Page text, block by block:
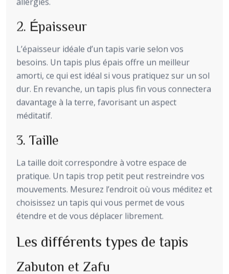
allergies.
2. Épaisseur
L’épaisseur idéale d’un tapis varie selon vos
besoins. Un tapis plus épais offre un meilleur
amorti, ce qui est idéal si vous pratiquez sur un sol
dur. En revanche, un tapis plus fin vous connectera
davantage à la terre, favorisant un aspect
méditatif.
3. Taille
La taille doit correspondre à votre espace de
pratique. Un tapis trop petit peut restreindre vos
mouvements. Mesurez l’endroit où vous méditez et
choisissez un tapis qui vous permet de vous
étendre et de vous déplacer librement.
Les différents types de tapis
Zabuton et Zafu